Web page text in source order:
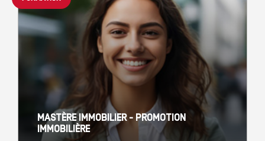
MASTÈRE IMMOBILIER - PROMOTION
IMMOBILIÈRE